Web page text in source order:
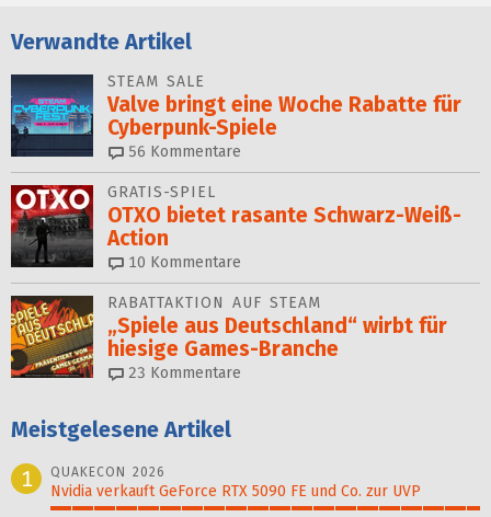
Verwandte Artikel
STEAM SALE
Valve bringt eine Woche Rabatte für
Cyberpunk-Spiele
56 Kommentare
GRATIS-SPIEL
OTXO bietet rasante Schwarz-Weiß-
Action
10 Kommentare
RABATTAKTION AUF STEAM
„Spiele aus Deutschland“ wirbt für
hiesige Games-Branche
23 Kommentare
Meistgelesene Artikel
1
QUAKECON 2026
Nvidia verkauft GeForce RTX 5090 FE und Co. zur UVP